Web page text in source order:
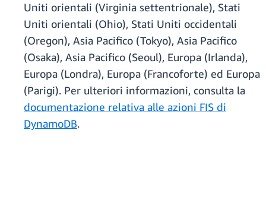
Uniti orientali (Virginia settentrionale), Stati
Uniti orientali (Ohio), Stati Uniti occidentali
(Oregon), Asia Pacifico (Tokyo), Asia Pacifico
(Osaka), Asia Pacifico (Seoul), Europa (Irlanda),
Europa (Londra), Europa (Francoforte) ed Europa
(Parigi). Per ulteriori informazioni, consulta la
documentazione relativa alle azioni FIS di
DynamoDB.